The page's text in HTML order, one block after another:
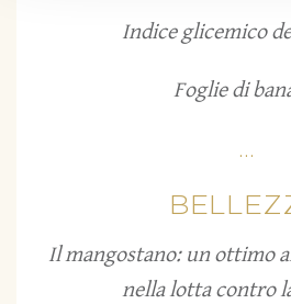
Indice glicemico
Foglie di
...
Il mangostano: un ottimo
nella lotta contro